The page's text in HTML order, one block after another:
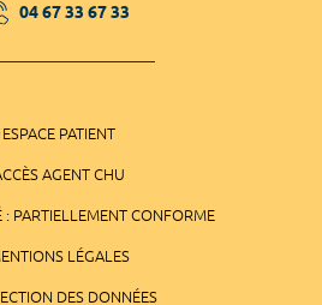
04 67 33 67 33
ESPACE PATIENT
AGENT CHU
: PARTIELLEMENT CONFORME
LÉGALES
DES DONNÉES